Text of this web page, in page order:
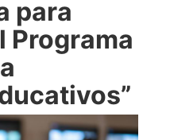
para
Programa